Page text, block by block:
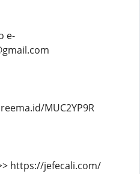
e-
MUC2YP9R
https://jefecali.com/